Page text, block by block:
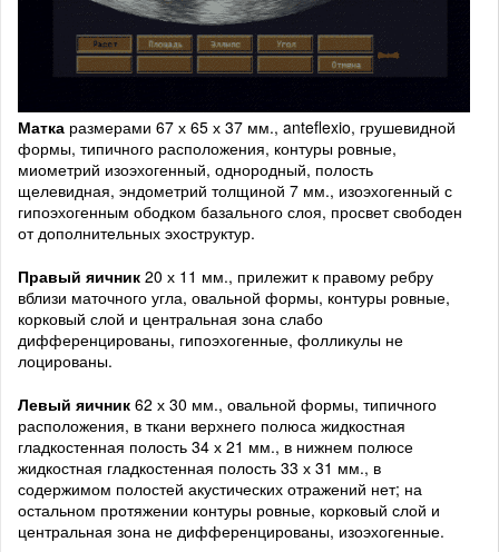
Матка размерами 67 х 65 х 37 мм., anteflexio, грушевидной
формы, типичного расположения, контуры ровные,
миометрий изоэхогенный, однородный, полость
щелевидная, эндометрий толщиной 7 мм., изоэхогенный с
гипоэхогенным ободком базального слоя, просвет свободен
от дополнительных эхоструктур.
Правый яичник 20 х 11 мм., прилежит к правому ребру
вблизи маточного угла, овальной формы, контуры ровные,
корковый слой и центральная зона слабо
дифференцированы, гипоэхогенные, фолликулы не
лоцированы.
Левый яичник 62 х 30 мм., овальной формы, типичного
расположения, в ткани верхнего полюса жидкостная
гладкостенная полость 34 х 21 мм., в нижнем полюсе
жидкостная гладкостенная полость 33 х 31 мм., в
содержимом полостей акустических отражений нет; на
остальном протяжении контуры ровные, корковый слой и
центральная зона не дифференцированы, изоэхогенные.